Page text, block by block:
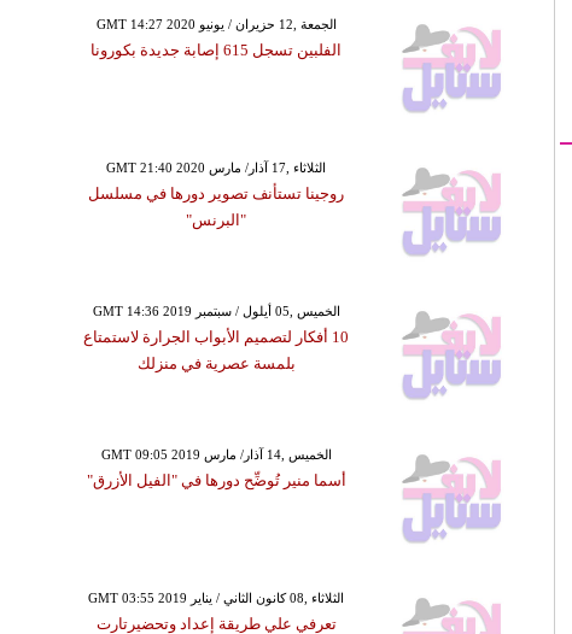
GMT 14:27 2020 الجمعة ,12 حزيران / يونيو
الفلبين تسجل 615 إصابة جديدة بكورونا
GMT 21:40 2020 الثلاثاء ,17 آذار/ مارس
روجينا تستأنف تصوير دورها في مسلسل
"البرنس"
GMT 14:36 2019 الخميس ,05 أيلول / سبتمبر
10 أفكار لتصميم الأبواب الجرارة لاستمتاع
بلمسة عصرية في منزلك
GMT 09:05 2019 الخميس ,14 آذار/ مارس
أسما منير تُوضِّح دورها في "الفيل الأزرق"
GMT 03:55 2019 الثلاثاء ,08 كانون الثاني / يناير
تعرفي علي طريقة إعداد وتحضيرتارت